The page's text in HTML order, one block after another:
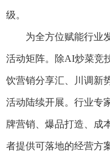
级。
为全方位赋能行业发
活动矩阵。除AI炒菜竞
饮营销分享汇、川调新
活动陆续开展。行业专
牌营销、爆品打造、成
者提供可落地的经营方案